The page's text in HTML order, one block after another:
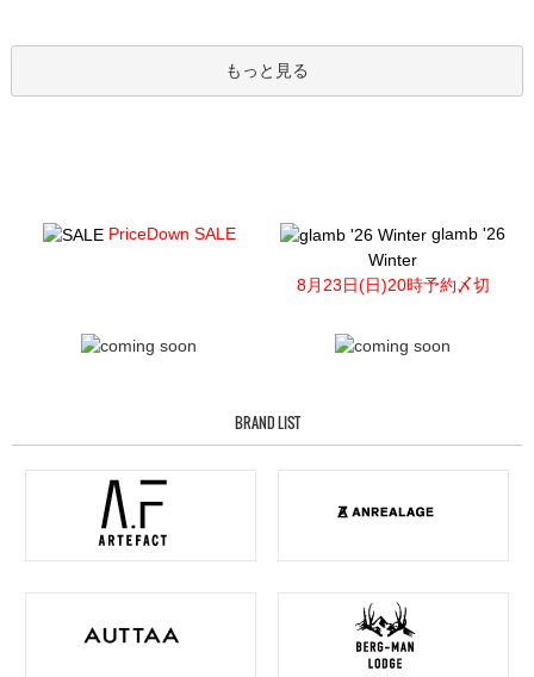
もっと見る
PriceDown SALE
glamb '26
Winter
8月23日(日)20時予約〆切
BRAND LIST